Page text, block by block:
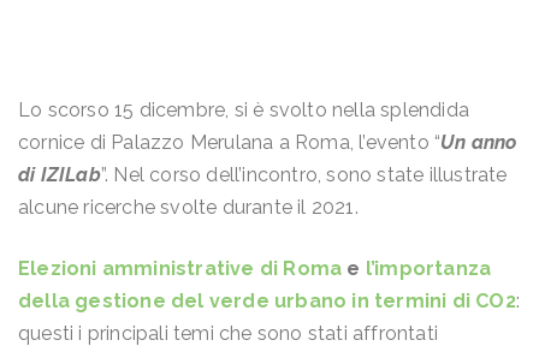
Lo scorso 15 dicembre, si è svolto nella splendida
cornice di Palazzo Merulana a Roma, l’evento “Un anno
di IZILab”. Nel corso dell’incontro, sono state illustrate
alcune ricerche svolte durante il 2021.
Elezioni amministrative di Roma e l’importanza
della gestione del verde urbano in termini di CO2:
questi i principali temi che sono stati affrontati